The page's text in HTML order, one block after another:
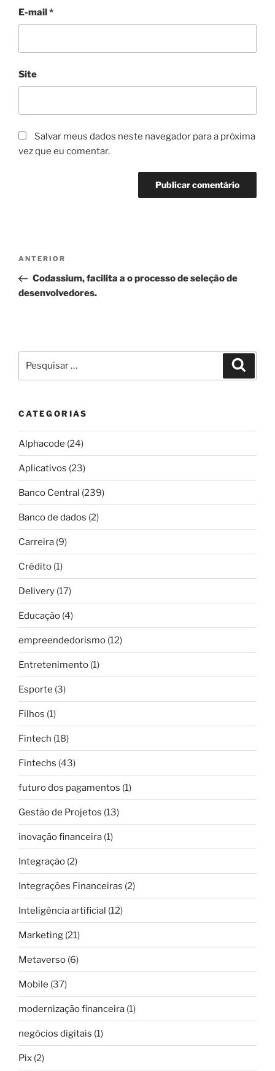
E-mail*
Site
Salvar meus dados neste navegador para a próxima
vez que eu comentar.
Navegação
Post
Post
anterior
ANTERIOR
Codassium, facilita a o processo de seleção de
desenvolvedores.
por:
CATEGORIAS
Alphacode (24)
Aplicativos (23)
Banco Central (239)
Banco de dados (2)
Carreira (9)
Crédito (1)
Delivery (17)
Educação (4)
empreendedorismo (12)
Entretenimento (1)
Esporte (3)
Filhos (1)
Fintech (18)
Fintechs (43)
futuro dos pagamentos (1)
Gestão de Projetos (13)
inovação financeira (1)
Integração (2)
Integrações Financeiras (2)
Inteligência artificial (12)
Marketing (21)
Metaverso (6)
Mobile (37)
modernização financeira (1)
negócios digitais (1)
Pix (2)